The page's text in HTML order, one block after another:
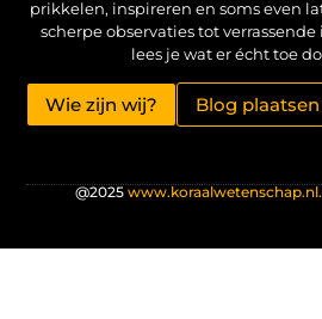
prikkelen, inspireren en soms even
scherpe observaties tot
lees je wat er écht toe
Wie zijn wij? Blog plaatsen
@2025 www.koraalwetenschap.nl.